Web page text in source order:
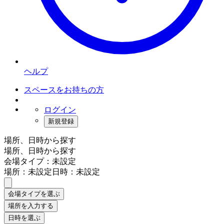
ヘルプ
スペースをお持ちの方
ログイン
新規登録
場所、日時から探す
場所、日時から探す
会場タイプ：未設定
場所：未設定日時：未設定
会場タイプを選ぶ
場所を入力する
日時を選ぶ